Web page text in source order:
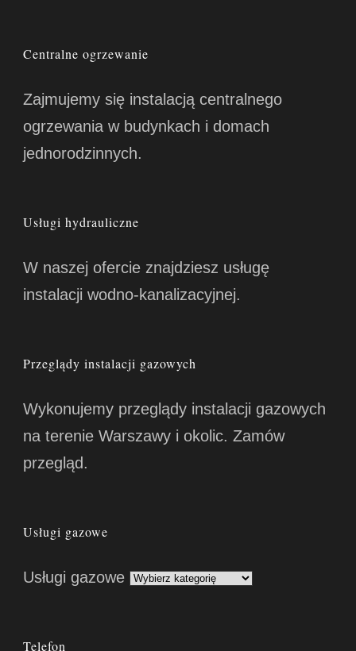
Centralne ogrzewanie
Zajmujemy się instalacją centralnego
ogrzewania w budynkach i domach
jednorodzinnych.
Usługi hydrauliczne
W naszej ofercie znajdziesz usługę
instalacji wodno-kanalizacyjnej.
Przeglądy instalacji gazowych
Wykonujemy przeglądy instalacji gazowych
na terenie Warszawy i okolic. Zamów
przegląd.
Usługi gazowe
Usługi gazowe
Telefon